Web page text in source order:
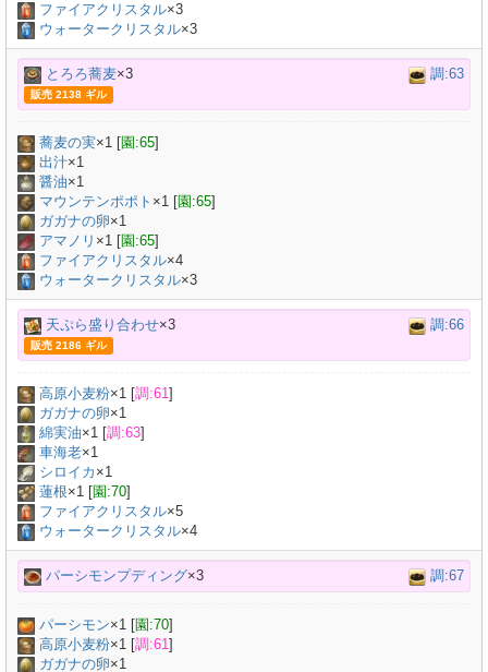
ファイアクリスタル×3
ウォータークリスタル×3
とろろ蕎麦×3 調:63
販売 2138 ギル
蕎麦の実×1 [園:65]
出汁×1
醤油×1
マウンテンポポト ×1 [園:65]
ガガナの卵×1
アマノリ ×1 [園:65]
ファイアクリスタル×4
ウォータークリスタル×3
天ぷら盛り合わせ×3 調:66
販売 2186 ギル
高原小麦粉×1 [調:61]
ガガナの卵×1
綿実油×1 [調:63]
車海老×1
シロイカ ×1
蓮根×1 [園:70]
ファイアクリスタル×5
ウォータークリスタル×4
パーシモンプディング×3 調:67
パーシモン×1 [園:70]
高原小麦粉×1 [調:61]
ガガナの卵×1